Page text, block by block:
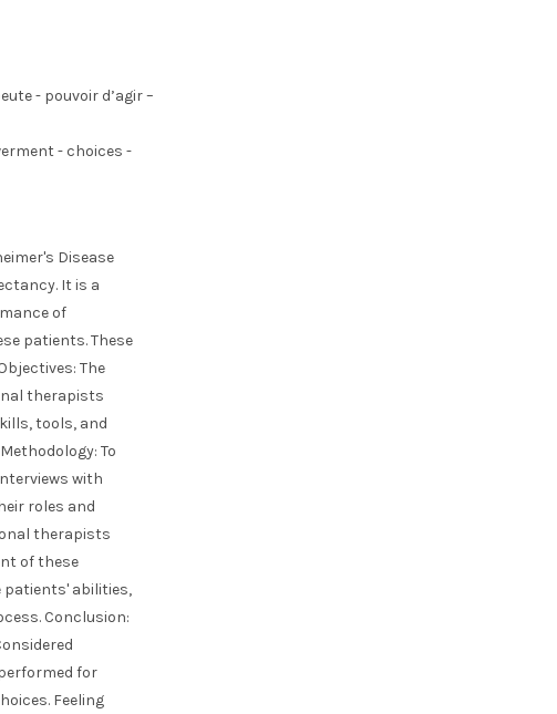
- pouvoir d’agir –
- choices -
Disease
It is a
of
patients. These
The
therapists
tools, and
To
with
roles and
therapists
of these
patients' abilities,
Conclusion:
for
Feeling